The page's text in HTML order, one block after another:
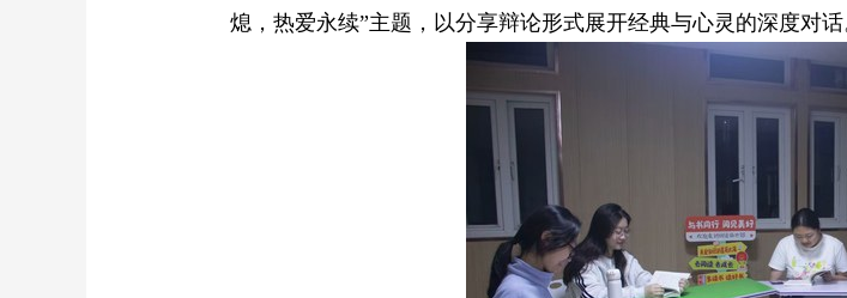
熄，热爱永续”主题，以分享辩论形式展开经典与心灵的深度对话